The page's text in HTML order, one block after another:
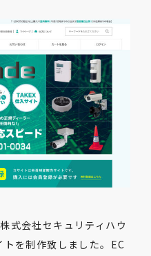
式会社セキュリティハウ
を制作致しました。EC